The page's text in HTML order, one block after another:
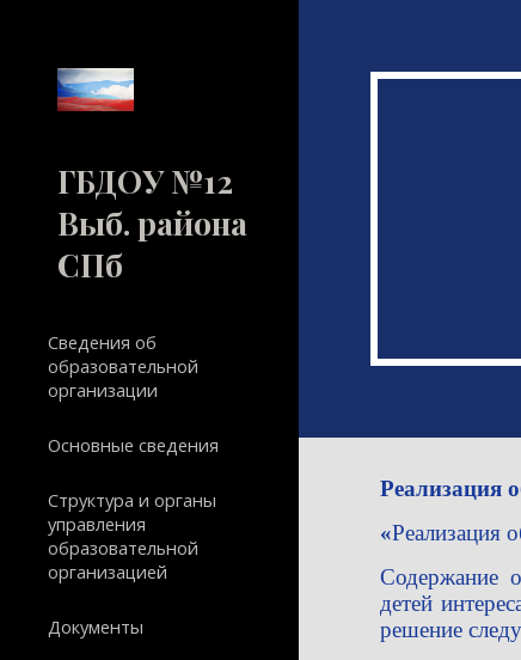
ГБДОУ №12
Выб. района
СПб
Сведения об
образовательной
организации
Основные сведения
Структура и органы
управления
образовательной
организацией
Документы
Реализация
«Реализация
Содержание
детей
решение